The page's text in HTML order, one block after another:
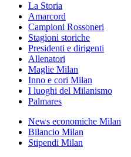
La Storia
Amarcord
Campioni Rossoneri
Stagioni storiche
Presidenti e dirigenti
Allenatori
Maglie Milan
Inno e cori Milan
I luoghi del Milanismo
Palmares
News economiche Milan
Bilancio Milan
Stipendi Milan